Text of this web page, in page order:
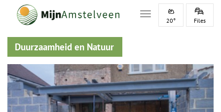
Toggle navigation
20° Files
Duurzaamheid en Natuur